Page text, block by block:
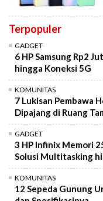
Terpopuler
GADGET
6 HP Samsung Rp2
hingga Koneksi 5G
KOMUNITAS
7 Lukisan Pembawa
Dipajang di Ruang
GADGET
3 HP Infinix Memori
Solusi Multitasking
KOMUNITAS
12 Sepeda Gunung